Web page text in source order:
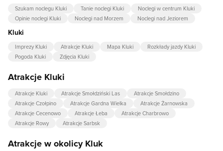
Szukam noclegu Kluki Tanie noclegi Kluki
Noclegi w centrum Kluki
Opinie noclegi Kluki
Noclegi nad Morzem Noclegi nad Jeziorem
Kluki
Imprezy Kluki Atrakcje Kluki Mapa Kluki
Rozkłady jazdy Kluki
Pogoda Kluki
Zdjęcia Kluki
Atrakcje Kluki
Atrakcje Kluki Atrakcje Smołdziński Las
Atrakcje Smołdzino
Atrakcje Czołpino
Atrakcje Gardna Wielka
Atrakcje Żarnowska
Atrakcje Cecenowo
Atrakcje Łeba
Atrakcje Charbrowo
Atrakcje Rowy
Atrakcje Sarbsk
Atrakcje w okolicy Kluk